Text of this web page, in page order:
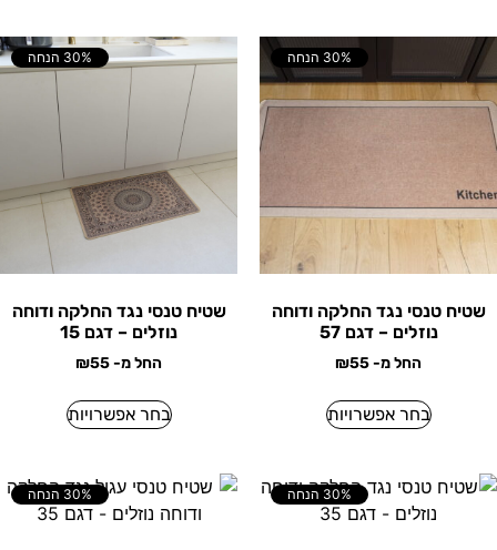
30% הנחה
שטיח טנסי נגד החלקה ודוחה
נוזלים – דגם 57
החל מ- ₪55
בחר אפשרויות
30% הנחה
שטיח טנסי נגד החלקה ודוחה
נוזלים – דגם 15
החל מ- ₪55
בחר אפשרויות
30% הנחה 30% הנחה